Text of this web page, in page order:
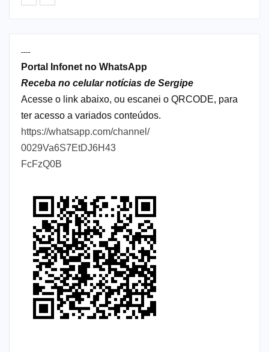
----
Portal Infonet no WhatsApp
Receba no celular notícias de Sergipe
Acesse o link abaixo, ou escanei o QRCODE, para
ter acesso a variados conteúdos.
https://whatsapp.com/channel/
0029Va6S7EtDJ6H43
FcFzQ0B